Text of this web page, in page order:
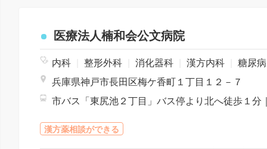
医療法人楠和会公文病院
内科 整形外科 消化器科 漢方内科
糖尿病内科
兵庫県神戸市長田区梅ケ香町１丁目１２－７
漢方薬相談ができる